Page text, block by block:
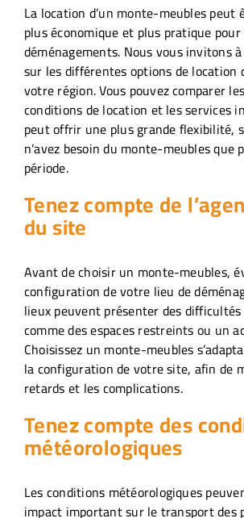
La location d’un monte-meubles peut
plus économique et plus pratique
déménagements. Nous vous invitons
sur les différentes options de location
votre région. Vous pouvez comparer
conditions de location et les services
peut offrir une plus grande flexibilité,
n’avez besoin du monte-meubles que
période.
Tenez compte de
du site
Avant de choisir un monte-meubles,
configuration de votre lieu de
lieux peuvent présenter des
comme des espaces restreints ou un
Choisissez un monte-meubles
la configuration de votre site, afin de
retards et les complications.
Tenez compte des
météorologiques
Les conditions météorologiques
impact important sur le transport des